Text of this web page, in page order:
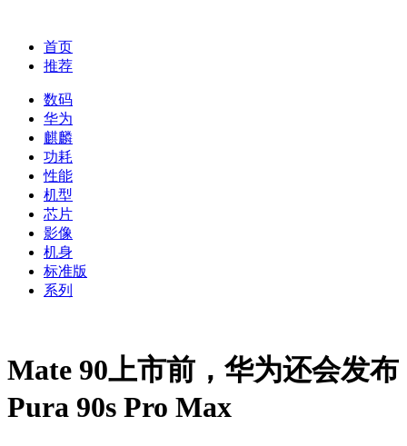
首页
推荐
数码
华为
麒麟
功耗
性能
机型
芯片
影像
机身
标准版
系列
Mate 90上市前，华为还会发布
Pura 90s Pro Max